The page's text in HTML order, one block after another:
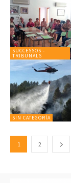
SUCCESSOS -
TRIBUNALS
SIN CATEGORÍA
1 2